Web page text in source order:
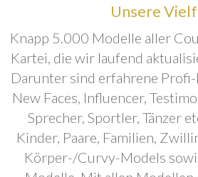
Unsere
Knapp 5.000 Modelle aller
Kartei, die wir laufend
Darunter sind erfahrene
New Faces, Influencer,
Sprecher, Sportler, Tänzer
Kinder, Paare, Familien,
Körper-/Curvy-Models